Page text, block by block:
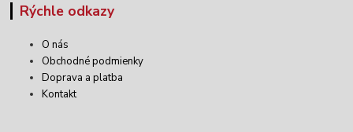
Rýchle odkazy
O nás
Obchodné podmienky
Doprava a platba
Kontakt